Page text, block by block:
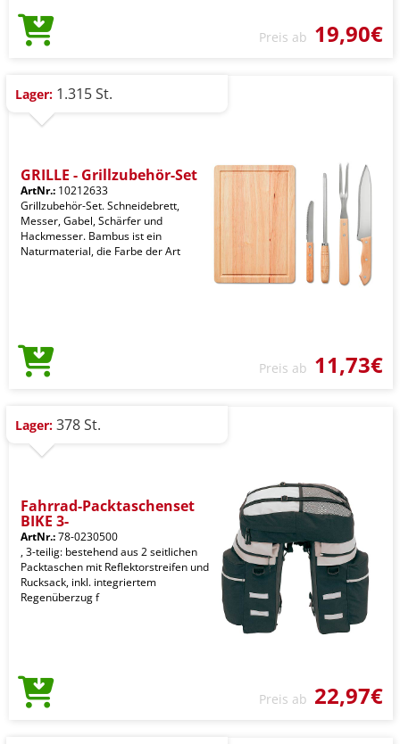
Preis ab 19,90€
Lager: 1.315 St.
GRILLE - Grillzubehör-Set
ArtNr.: 10212633
Grillzubehör-Set. Schneidebrett,
Messer, Gabel, Schärfer und
Hackmesser. Bambus ist ein
Naturmaterial, die Farbe der Art
Preis ab 11,73€
Lager: 378 St.
Fahrrad-Packtaschenset
BIKE 3-
ArtNr.:78-0230500
, 3-teilig: bestehend aus 2 seitlichen
Packtaschen mit Reflektorstreifen und
Rucksack, inkl. integriertem
Regenüberzug f
Preis ab 22,97€